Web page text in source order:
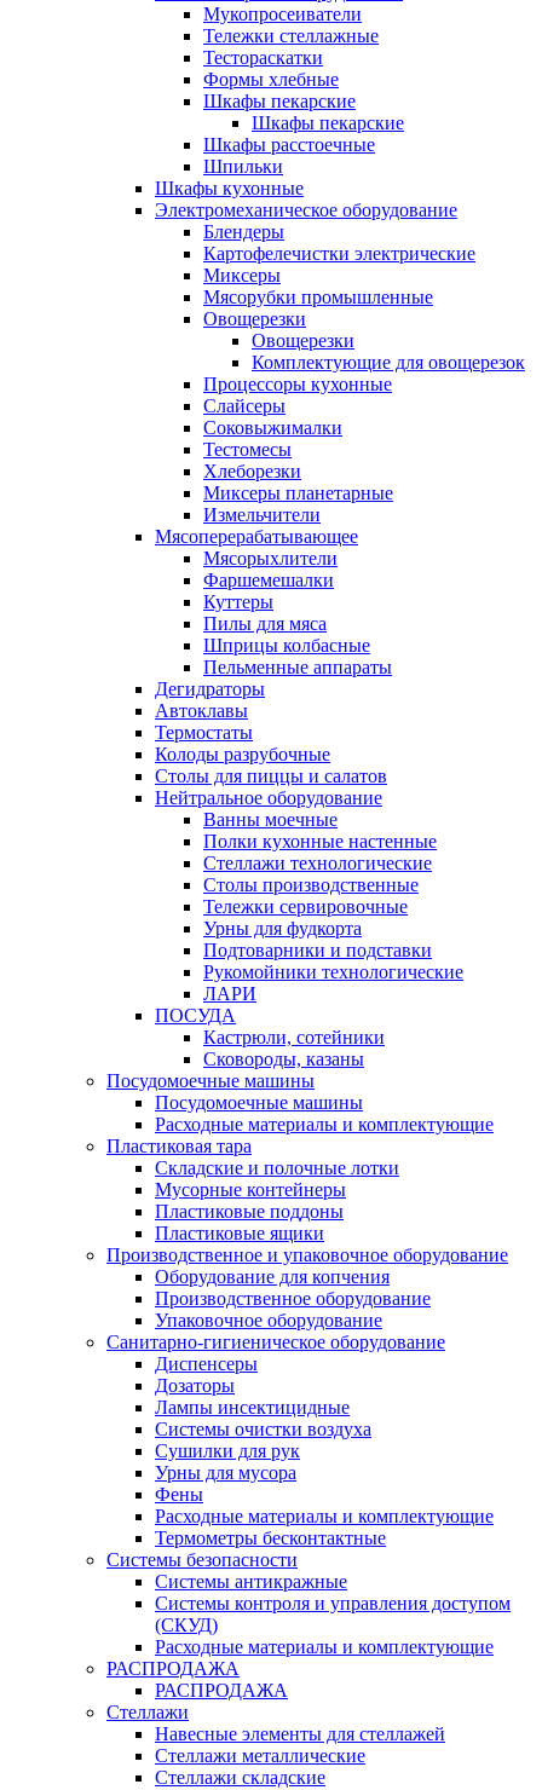
Мукопросеиватели
Тележки стеллажные
Тестораскатки
Формы хлебные
Шкафы пекарские
Шкафы пекарские
Шкафы расстоечные
Шпильки
Шкафы кухонные
Электромеханическое оборудование
Блендеры
Картофелечистки электрические
Миксеры
Мясорубки промышленные
Овощерезки
Овощерезки
Комплектующие для овощерезок
Процессоры кухонные
Слайсеры
Соковыжималки
Тестомесы
Хлеборезки
Миксеры планетарные
Измельчители
Мясоперерабатывающее
Мясорыхлители
Фаршемешалки
Куттеры
Пилы для мяса
Шприцы колбасные
Пельменные аппараты
Дегидраторы
Автоклавы
Термостаты
Колоды разрубочные
Столы для пиццы и салатов
Нейтральное оборудование
Ванны моечные
Полки кухонные настенные
Стеллажи технологические
Столы производственные
Тележки сервировочные
Урны для фудкорта
Подтоварники и подставки
Рукомойники технологические
ЛАРИ
ПОСУДА
Кастрюли, сотейники
Сковороды, казаны
Посудомоечные машины
Посудомоечные машины
Расходные материалы и комплектующие
Пластиковая тара
Складские и полочные лотки
Мусорные контейнеры
Пластиковые поддоны
Пластиковые ящики
Производственное и упаковочное оборудование
Оборудование для копчения
Производственное оборудование
Упаковочное оборудование
Санитарно-гигиеническое оборудование
Диспенсеры
Дозаторы
Лампы инсектицидные
Системы очистки воздуха
Сушилки для рук
Урны для мусора
Фены
Расходные материалы и комплектующие
Термометры бесконтактные
Системы безопасности
Системы антикражные
Системы контроля и управления доступом
(СКУД)
Расходные материалы и комплектующие
РАСПРОДАЖА
РАСПРОДАЖА
Стеллажи
Навесные элементы для стеллажей
Стеллажи металлические
Стеллажи складские